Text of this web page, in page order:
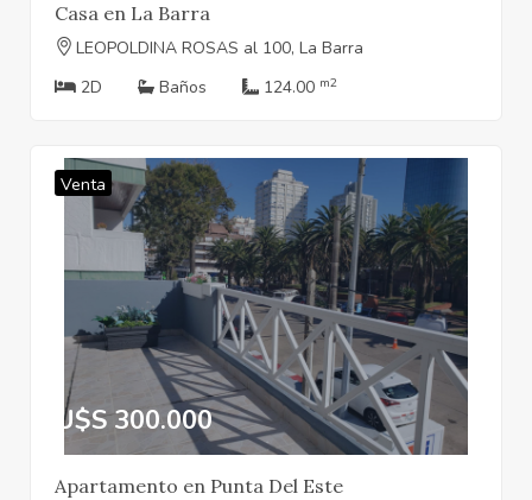
Casa en La Barra
LEOPOLDINA ROSAS al 100, La Barra
2D
Baños 124.00 m2
Venta
U$S 300.000
Apartamento en Punta Del Este